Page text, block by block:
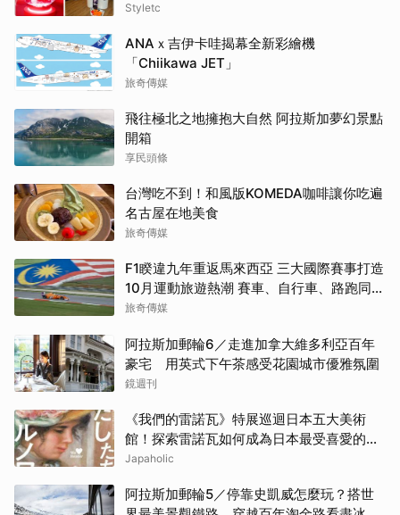
Styletc
ANAｘ吉伊卡哇揭幕全新彩繪機
「Chiikawa JET」
旅奇傳媒
飛往極北之地擁抱大自然 阿拉斯加夢幻景點
開箱
享民頭條
台灣吃不到！和風版KOMEDA咖啡讓你吃遍
名古屋在地美食
旅奇傳媒
F1睽違九年重返馬來西亞 三大國際賽事打造
10月運動旅遊熱潮 賽車、自行車、路跑同週
登場
旅奇傳媒
阿拉斯加郵輪6／走進加拿大維多利亞百年
豪宅 用英式下午茶感受花園城市優雅氛圍
鏡週刊
《我們的雷諾瓦》特展巡迴日本五大美術
館！探索雷諾瓦如何成為日本最受喜愛的印
象派畫家
Japaholic
阿拉斯加郵輪5／停靠史凱威怎麼玩？搭世